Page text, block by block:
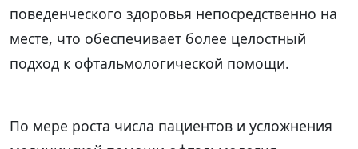
поведенческого здоровья непосредственно на
месте, что обеспечивает более целостный
подход к офтальмологической помощи.
По мере роста числа пациентов и усложнения